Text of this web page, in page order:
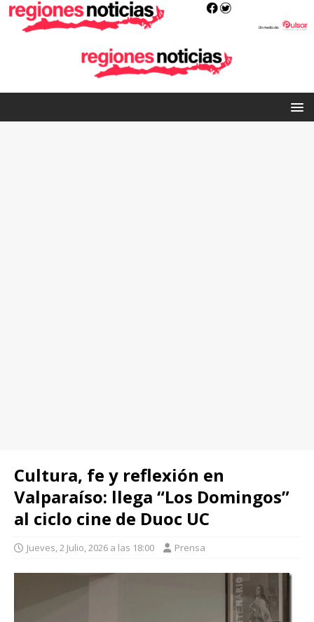
Cultura, fe y reflexión en
Valparaíso: llega “Los Domingos”
al ciclo cine de Duoc UC
Jueves, 2 Julio, 2026 a las 18:00 Prensa